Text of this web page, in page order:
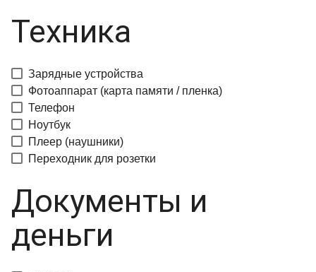
Техника
Зарядные устройства
Фотоаппарат (карта памяти / пленка)
Телефон
Ноутбук
Плеер (наушники)
Переходник для розетки
Документы и
деньги